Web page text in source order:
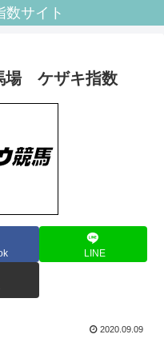
数サイト
場 ケザキ指数
LINE
2020.09.09